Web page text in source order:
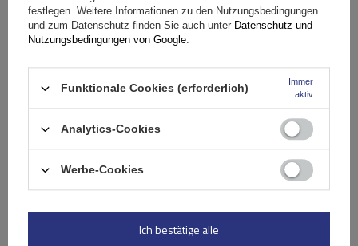
Stelle eine Frage
Bewertungen(0)
Ihre Bewertung schreiben
5/5
festlegen. Weitere Informationen zu den Nutzungsbedingungen
und zum Datenschutz finden Sie auch unter Datenschutz und
Nutzungsbedingungen von Google.
Funktionale Cookies (erforderlich)
Immer
aktiv
Analytics-Cookies
Werbe-Cookies
Ich bestätige alle